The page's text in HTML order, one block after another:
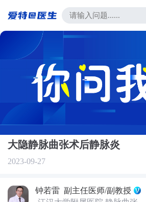
大隐静脉曲张术后静脉炎
2023-09-27
钟若雷 副主任医师/副教授